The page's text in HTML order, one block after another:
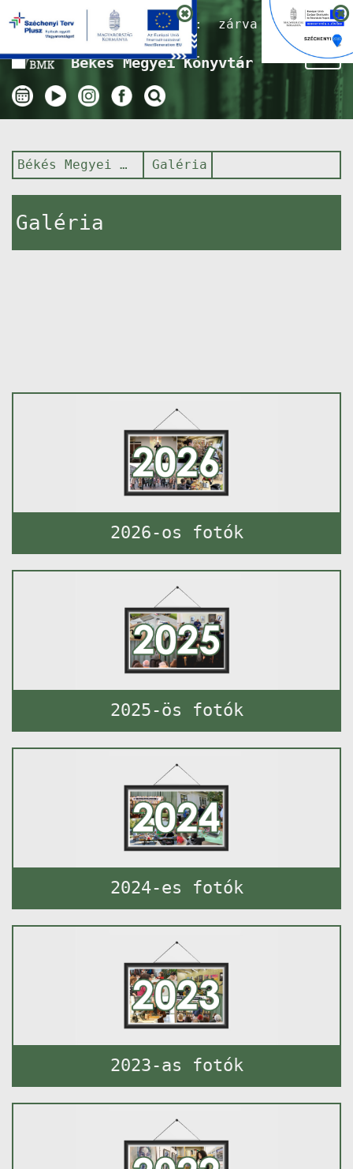
Nyitvatartás ma:zárva
Békés Megyei Könyvtár
Békés Megyei Könyvtár Galéria
Galéria
2026-os fotók
2025-ös fotók
2024-es fotók
2023-as fotók